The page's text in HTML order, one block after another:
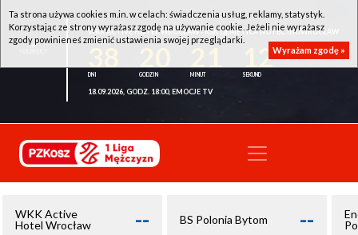
WKK ACTIVE HOTEL WROCŁAW - KSK QEMETICA NOTEĆ INOWROCŁAW
12
18.09.2026, GODZ. 18:00, EMOCJE TV
WKK Active
Hotel Wrocław
-- BS Polonia Bytom --
Ta strona używa cookies m.in. w celach: świadczenia usług, reklamy, statystyk.
Korzystając ze strony wyrażasz zgodę na używanie cookie. Jeżeli nie wyrażasz
zgody powinieneś zmienić ustawienia swojej przeglądarki.
Wyrażam zgodę »